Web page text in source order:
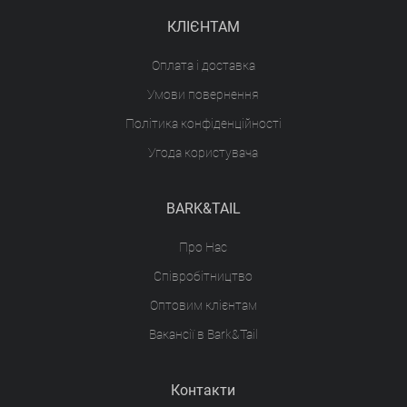
КЛІЄНТАМ
Оплата і доставка
Умови повернення
Політика конфіденційності
Угода користувача
BARK&TAIL
Про Нас
Співробітництво
Оптовим клієнтам
Вакансії в Bark&Tail
Контакти